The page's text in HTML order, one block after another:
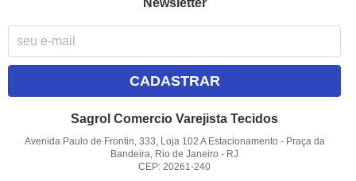
Newsletter
CADASTRAR
Sagrol Comercio Varejista Tecidos
Avenida Paulo de Frontin, 333, Loja 102 A Estacionamento - Praça da
Bandeira, Rio de Janeiro - RJ
CEP: 20261-240